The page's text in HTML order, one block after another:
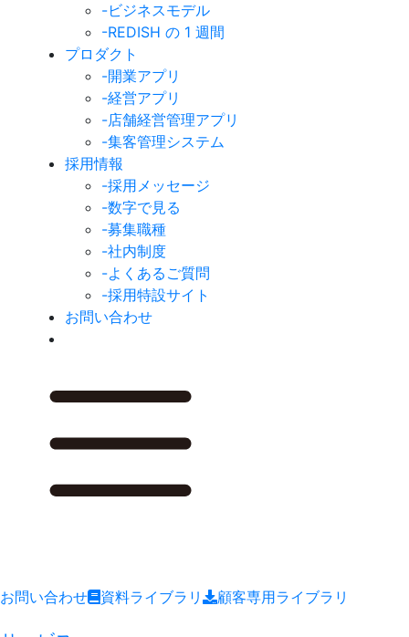
-ビジネスモデル
-REDISH の 1 週間
プロダクト
-開業アプリ
-経営アプリ
-店舗経営管理アプリ
-集客管理システム
採用情報
-採用メッセージ
-数字で見る
-募集職種
-社内制度
-よくあるご質問
-採用特設サイト
お問い合わせ
お問い合わせ 資料ライブラリ 顧客専用ライブラリ